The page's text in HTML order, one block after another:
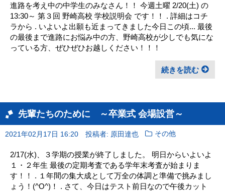
進路を考え中の中学生のみなさん！！ 今週土曜 2/20(土) の
13:30～ 第３回 野崎高校 学校説明会 です！！ . 詳細はコチ
ラから . いよいよ出願も近まってきました今日この頃... 最後
の最後まで進路にお悩み中の方、野崎高校が少しでも気にな
っている方、ぜひぜひお越しください！！！
続きを読む
先輩たちのために ～卒業式 会場設営～
2021年02月17日 16:20 投稿者: 原田達也 その他
2/17(水)、３学期の授業が終了しました。 明日からいよいよ
１・２年生 最後の定期考査である学年末考査が始まりま
す！！ . １年間の集大成として万全の体調と準備で挑みまし
ょう！(^O^)！ . さて、今日はテスト前日なので午後カット